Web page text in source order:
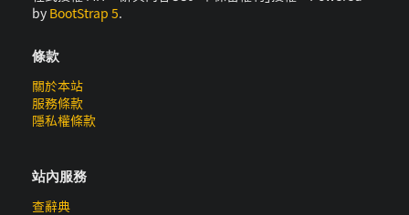
by BootStrap 5.
條款
關於本站
服務條款
隱私權條款
站內服務
查辭典